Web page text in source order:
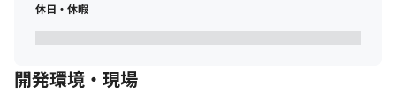
※現時点で経験がなくても問題ありません。
不足している経験は、社内メンバーとの技術相談、設計レビュ
します。
※基本的には成長意欲や人間性、協調性を重視しています。
休日・休暇
開発環境・現場